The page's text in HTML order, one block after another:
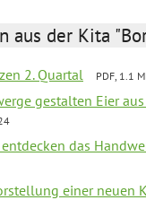
aus der Kita
2. Quartal PDF, 1.1
gestalten Eier
das
einer neuen